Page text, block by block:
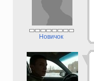
Новичок